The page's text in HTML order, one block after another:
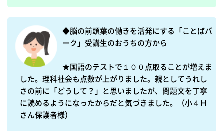
◆脳の前頭葉の働きを活発にする「ことばパ
ーク」受講生のおうちの方から
★国語のテストで１００点取ることが増えま
した。理科社会も点数が上がりました。親としてうれし
さの前に「どうして？」と思いましたが、問題文を丁寧
に読めるようになったからだと気づきました。（小４Ｈ
さん保護者様）